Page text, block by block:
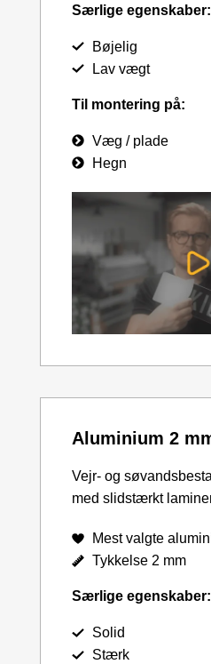
Særlige egenskaber:
Bøjelig
Lav vægt
Til montering på:
Væg / plade
Hegn
Aluminium 2
Vejr- og
med slidstærkt
Mest valgte
Tykkelse 2 mm
Særlige egenskaber:
Solid
Stærk